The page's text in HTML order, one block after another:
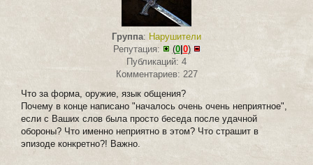
Группа: Нарушители
Репутация:
(0|0)
Публикаций: 4
Комментариев: 227
Что за форма, оружие, язык общения?
Почему в конце написано "началось очень очень неприятное",
если с Ваших слов была просто беседа после удачной
обороны? Что именно неприятно в этом? Что страшит в
эпизоде конкретно?! Важно.